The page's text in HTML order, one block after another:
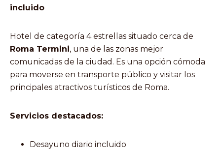
incluido
Hotel de categoría 4 estrellas situado cerca de
Roma Termini, una de las zonas mejor
comunicadas de la ciudad. Es una opción cómoda
para moverse en transporte público y visitar los
principales atractivos turísticos de Roma.
Servicios destacados:
Desayuno diario incluido